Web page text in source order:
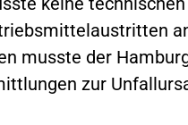
musste der
zur